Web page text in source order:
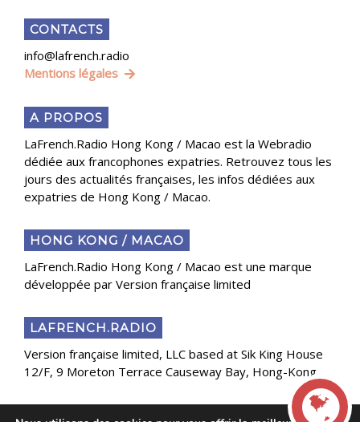
CONTACTS
info@lafrench.radio
Mentions légales
A PROPOS
LaFrench.Radio Hong Kong / Macao est la Webradio
dédiée aux francophones expatries. Retrouvez tous les
jours des actualités françaises, les infos dédiées aux
expatries de Hong Kong / Macao.
HONG KONG / MACAO
LaFrench.Radio Hong Kong / Macao est une marque
développée par Version française limited
LAFRENCH.RADIO
Version française limited, LLC based at Sik King House
12/F, 9 Moreton Terrace Causeway Bay, Hong-Kong